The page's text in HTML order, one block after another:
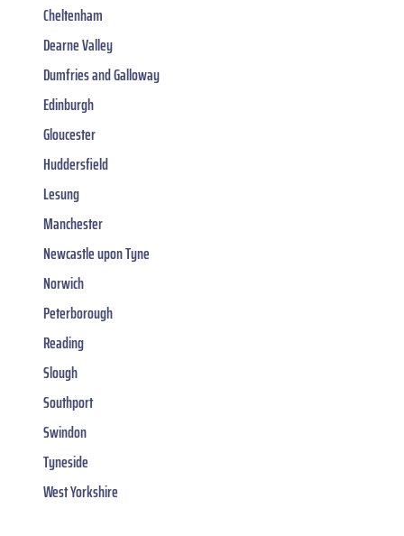
Cheltenham
Dearne Valley
Dumfries and Galloway
Edinburgh
Gloucester
Huddersfield
Lesung
Manchester
Newcastle upon Tyne
Norwich
Peterborough
Reading
Slough
Southport
Swindon
Tyneside
West Yorkshire